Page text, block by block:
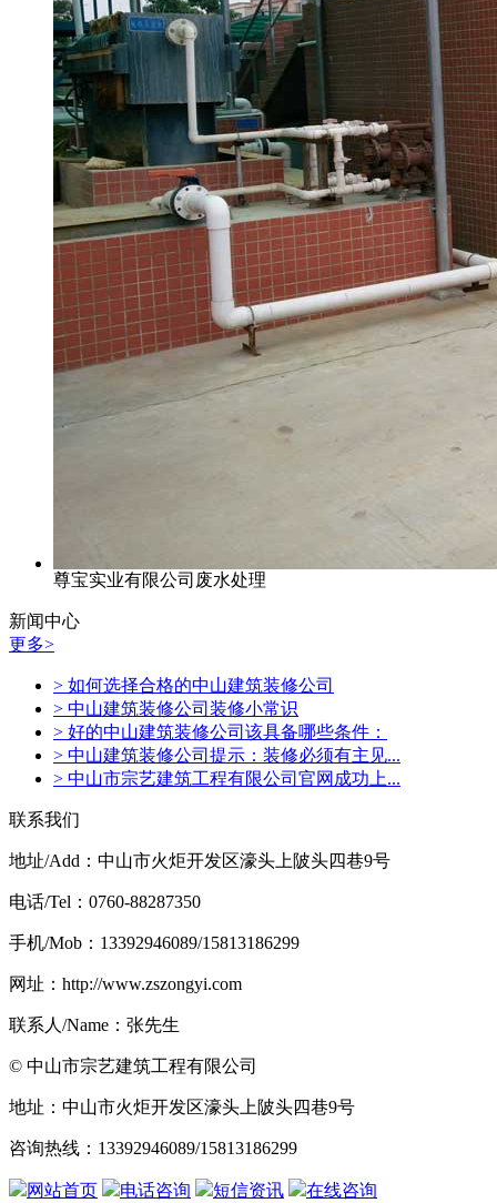
尊宝实业有限公司废水处理
新闻中心
更多>
> 如何选择合格的中山建筑装修公司
> 中山建筑装修公司装修小常识
> 好的中山建筑装修公司该具备哪些条件：
> 中山建筑装修公司提示：装修必须有主见...
> 中山市宗艺建筑工程有限公司官网成功上...
联系我们
地址/Add：中山市火炬开发区濠头上陂头四巷9号
电话/Tel：0760-88287350
手机/Mob：13392946089/15813186299
网址：http://www.zszongyi.com
联系人/Name：张先生
© 中山市宗艺建筑工程有限公司
地址：中山市火炬开发区濠头上陂头四巷9号
咨询热线：13392946089/15813186299
网站首页 电话咨询 短信资讯 在线咨询